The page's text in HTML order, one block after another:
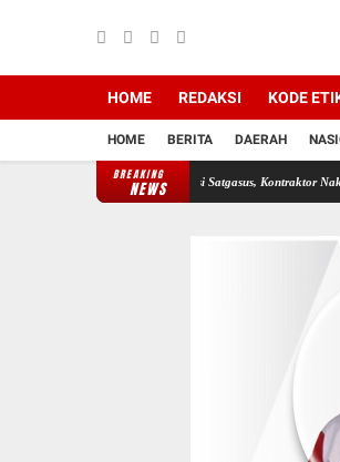
HOME REDAKSI KODE
HOME BERITA DAERAH
BREAKING
NEWS
di Lahat diawasi Satgasus, Kontraktor Nakal Bisa